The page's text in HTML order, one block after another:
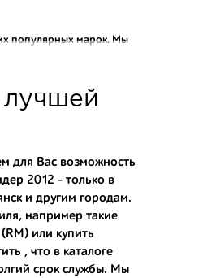
популярных марок. Мы
вам требуется
вам товар и
лучшей
для Вас возможность
2012 - только в
и другим городам.
например такие
или купить
, что в каталоге
срок службы. Мы